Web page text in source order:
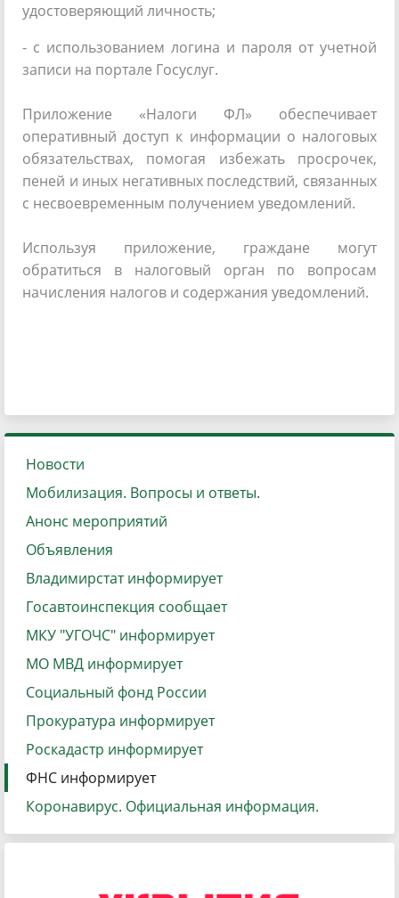
удостоверяющий личность;
- с использованием логина и пароля от учетной
записи на портале Госуслуг.
Приложение «Налоги ФЛ» обеспечивает
оперативный доступ к информации о налоговых
обязательствах, помогая избежать просрочек,
пеней и иных негативных последствий, связанных
с несвоевременным получением уведомлений.
Используя приложение, граждане могут
обратиться в налоговый орган по вопросам
начисления налогов и содержания уведомлений.
Новости
Мобилизация. Вопросы и ответы.
Анонс мероприятий
Объявления
Владимирстат информирует
Госавтоинспекция сообщает
МКУ "УГОЧС" информирует
МО МВД информирует
Социальный фонд России
Прокуратура информирует
Роскадастр информирует
ФНС информирует
Коронавирус. Официальная информация.